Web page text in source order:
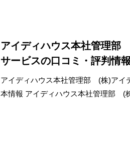
アイディハウス本社管理部
サービスの口コミ・評判情
アイディハウス本社管理部 (株)アイ
本情報 アイディハウス本社管理部 (